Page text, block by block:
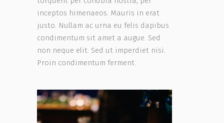
inceptos himenaeos. Mauris in erat
justo. Nullam ac urna eu felis dapibus
condimentum sit amet a augue. Sed
non neque elit. Sed ut imperdiet nisi.
Proin condimentum ferment.